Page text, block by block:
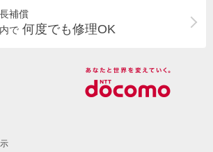
補償
で 何度でも修理OK